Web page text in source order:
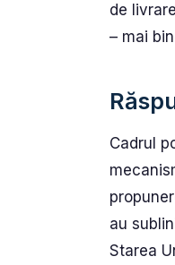
de
– mai
Cadrul
au
Starea